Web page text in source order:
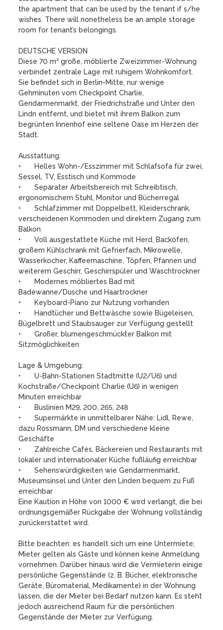
the apartment that can be used by the tenant if s/he
wishes. There will nonetheless be an ample storage
room for tenant’s belongings.
DEUTSCHE VERSION
Diese 70 m² große, möblierte Zweizimmer-Wohnung
verbindet zentrale Lage mit ruhigem Wohnkomfort.
Sie befindet sich in Berlin-Mitte, nur wenige
Gehminuten vom Checkpoint Charlie,
Gendarmenmarkt, der Friedrichstraße und Unter den
Lindn entfernt, und bietet mit ihrem Balkon zum
begrünten Innenhof eine seltene Oase im Herzen der
Stadt.
Ausstattung:
•	Helles Wohn-/Esszimmer mit Schlafsofa für zwei,
Sessel, TV, Esstisch und Kommode
•	Separater Arbeitsbereich mit Schreibtisch,
ergonomischem Stuhl, Monitor und Bücherregal
•	Schlafzimmer mit Doppelbett, Kleiderschrank,
verscheidenen Kommoden und direktem Zugang zum
Balkon
•	Voll ausgestattete Küche mit Herd, Backofen,
großem Kühlschrank mit Gefrierfach, Mikrowelle,
Wasserkocher, Kaffeemaschine, Töpfen, Pfannen und
weiterem Geschirr, Geschirrspüler und Waschtrockner
•	Modernes möbliertes Bad mit
Badewanne/Dusche und Haartrockner
•	Keyboard-Piano zur Nutzung vorhanden
•	Handtücher und Bettwäsche sowie Bügeleisen,
Bügelbrett und Staubsauger zur Verfügung gestellt
•	Großer, blumengeschmückter Balkon mit
Sitzmöglichkeiten
Lage & Umgebung:
•	U-Bahn-Stationen Stadtmitte (U2/U6) und
Kochstraße/Checkpoint Charlie (U6) in wenigen
Minuten erreichbar
•	Buslinien M29, 200, 265, 248
•	Supermärkte in unmittelbarer Nähe: Lidl, Rewe,
dazu Rossmann, DM und verschiedene kleine
Geschäfte
•	Zahlreiche Cafés, Bäckereien und Restaurants mit
lokaler und internationaler Küche fußläufig erreichbar
•	Sehenswürdigkeiten wie Gendarmenmarkt,
Museumsinsel und Unter den Linden bequem zu Fuß
erreichbar
Eine Kaution in Höhe von 1000 € wird verlangt, die bei
ordnungsgemäßer Rückgabe der Wohnung vollständig
zurückerstattet wird.
Bitte beachten: es handelt sich um eine Untermiete;
Mieter gelten als Gäste und können keine Anmeldung
vornehmen. Darüber hinaus wird die Vermieterin einige
persönliche Gegenstände (z. B. Bücher, elektronische
Geräte, Büromaterial, Medikamente) in der Wohnung
lassen, die der Mieter bei Bedarf nutzen kann. Es steht
jedoch ausreichend Raum für die persönlichen
Gegenstände der Mieter zur Verfügung.